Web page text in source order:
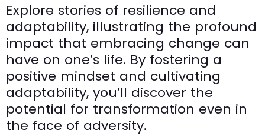
Explore stories of resilience and
adaptability, illustrating the profound
impact that embracing change can
have on one’s life. By fostering a
positive mindset and cultivating
adaptability, you’ll discover the
potential for transformation even in
the face of adversity.